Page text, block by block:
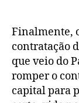
Finalmente,
contratação
que veio do
romper o
capital para